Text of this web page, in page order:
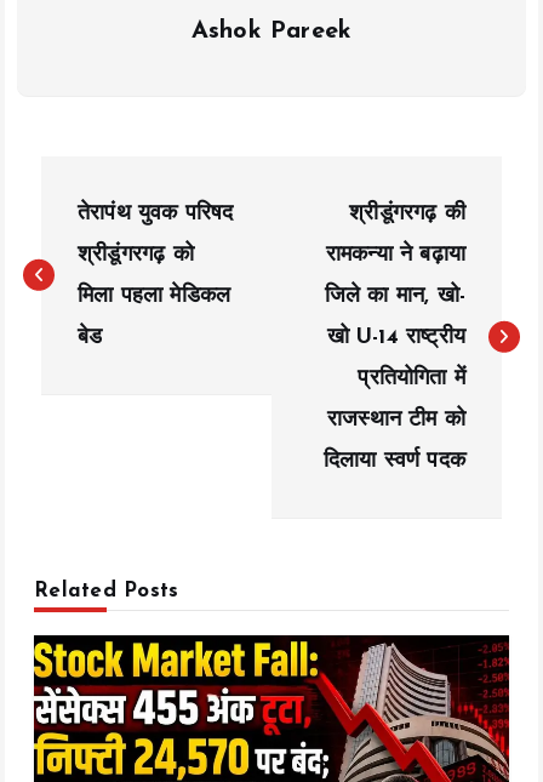
Ashok Pareek
s
a
o
तेरापंथ युवक परिषद
श्रीडूंगरगढ़ को
मिला पहला मेडिकल
बेड
श्रीडूंगरगढ़ की
रामकन्या ने बढ़ाया
जिले का मान, खो-
खो U-14 राष्ट्रीय
प्रतियोगिता में
राजस्थान टीम को
दिलाया स्वर्ण पदक
Related Posts